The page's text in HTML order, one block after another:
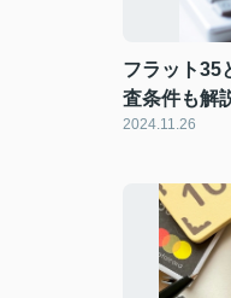
フラット35
査条件も解
2024.11.26